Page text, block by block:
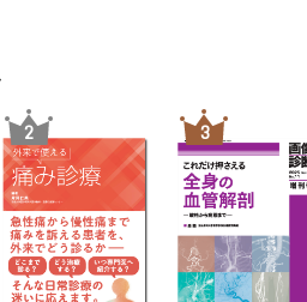
より同室者に不利益があるからと，薬
出ていけないように自室に外から鍵
っても対応せず，スタッフステーショ
齢者から怒られ理不尽に思う
汚れていてもそのままにしている
知をしないよう家族が要望する
いう高齢者のニーズを満たしていない
2 3